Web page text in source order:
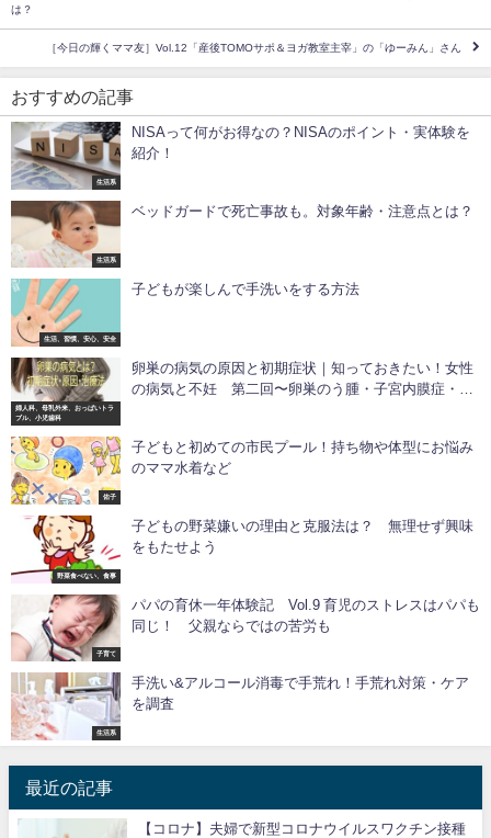
は？
［今日の輝くママ友］Vol.12「産後TOMOサポ＆ヨガ教室主宰」の「ゆーみん」さん
おすすめの記事
生活系
NISAって何がお得なの？NISAのポイント・実体験を
紹介！
生活系
ベッドガードで死亡事故も。対象年齢・注意点とは？
生活、習慣、安心、安全
子どもが楽しんで手洗いをする方法
婦人科、母乳外来、おっぱいトラ
ブル、小児歯科
卵巣の病気の原因と初期症状｜知っておきたい！女性
の病気と不妊 第二回〜卵巣のう腫・子宮内膜症・奇
佑子
子どもと初めての市民プール！持ち物や体型にお悩み
のママ水着など
野菜食べない、食事
子どもの野菜嫌いの理由と克服法は？ 無理せず興味
をもたせよう
子育て
パパの育休一年体験記 Vol.9 育児のストレスはパパも
同じ！ 父親ならではの苦労も
生活系
手洗い&アルコール消毒で手荒れ！手荒れ対策・ケア
を調査
最近の記事
【コロナ】夫婦で新型コロナウイルスワクチン接種